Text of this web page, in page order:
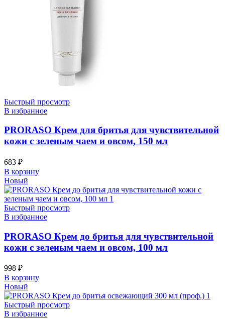
Быстрый просмотр
В избранное
PRORASO Крем для бритья для чувствительной
кожи с зеленым чаем и овсом, 150 мл
683 ₽
В корзину
Новый
Быстрый просмотр
В избранное
PRORASO Крем до бритья для чувствительной
кожи с зеленым чаем и овсом, 100 мл
998 ₽
В корзину
Новый
Быстрый просмотр
В избранное